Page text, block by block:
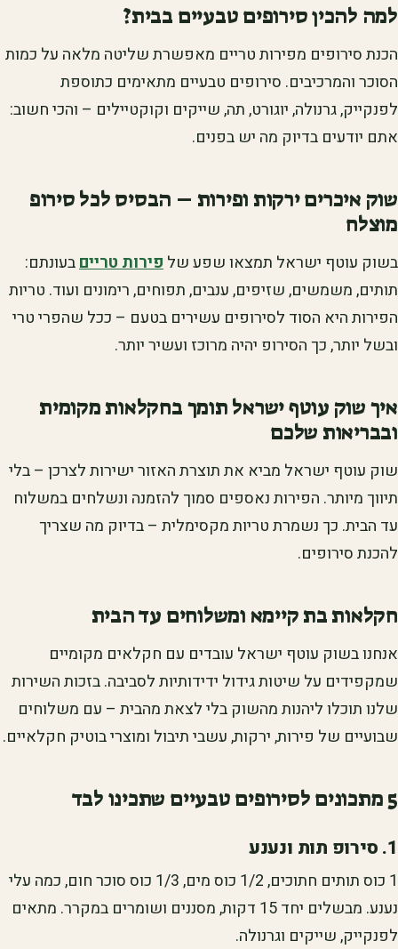
למה להכין סירופים טבעיים בבית?
הכנת סירופים מפירות טריים מאפשרת שליטה מלאה על כמות
הסוכר והמרכיבים. סירופים טבעיים מתאימים כתוספת
לפנקייק, גרנולה, יוגורט, תה, שייקים וקוקטיילים – והכי חשוב:
אתם יודעים בדיוק מה יש בפנים.
שוק איכרים ירקות ופירות – הבסיס לכל סירופ
מוצלח
בשוק עוטף ישראל תמצאו שפע שלפירות טרייםבעונתם:
תותים, משמשים, שזיפים, ענבים, תפוחים, רימונים ועוד. טריות
הפירות היא הסוד לסירופים עשירים בטעם – ככל שהפרי טרי
ובשל יותר, כך הסירופ יהיה מרוכז ועשיר יותר.
איך שוק עוטף ישראל תומך בחקלאות מקומית
ובבריאות שלכם
שוק עוטף ישראל מביא את תוצרת האזור ישירות לצרכן – בלי
תיווך מיותר. הפירות נאספים סמוך להזמנה ונשלחים במשלוח
עד הבית. כך נשמרת טריות מקסימלית – בדיוק מה שצריך
להכנת סירופים.
חקלאות בת קיימא ומשלוחים עד הבית
אנחנו בשוק עוטף ישראל עובדים עם חקלאים מקומיים
שמקפידים על שיטות גידול ידידותיות לסביבה. בזכות השירות
שלנו תוכלו ליהנות מהשוק בלי לצאת מהבית – עם משלוחים
שבועיים של פירות, ירקות, עשבי תיבול ומוצרי בוטיק חקלאיים.
5 מתכונים לסירופים טבעיים שתכינו לבד
1. סירופ תות ונענע
1 כוס תותים חתוכים, 1/2 כוס מים, 1/3 כוס סוכר חום, כמה עלי
נענע. מבשלים יחד 15 דקות, מסננים ושומרים במקרר. מתאים
לפנקייק, שייקים וגרנולה.